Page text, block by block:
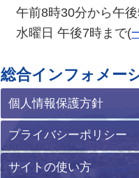
午前8時30分から午
水曜日 午後7時まで(
総合インフォメー
個人情報保護方針
プライバシーポリシー
サイトの使い方